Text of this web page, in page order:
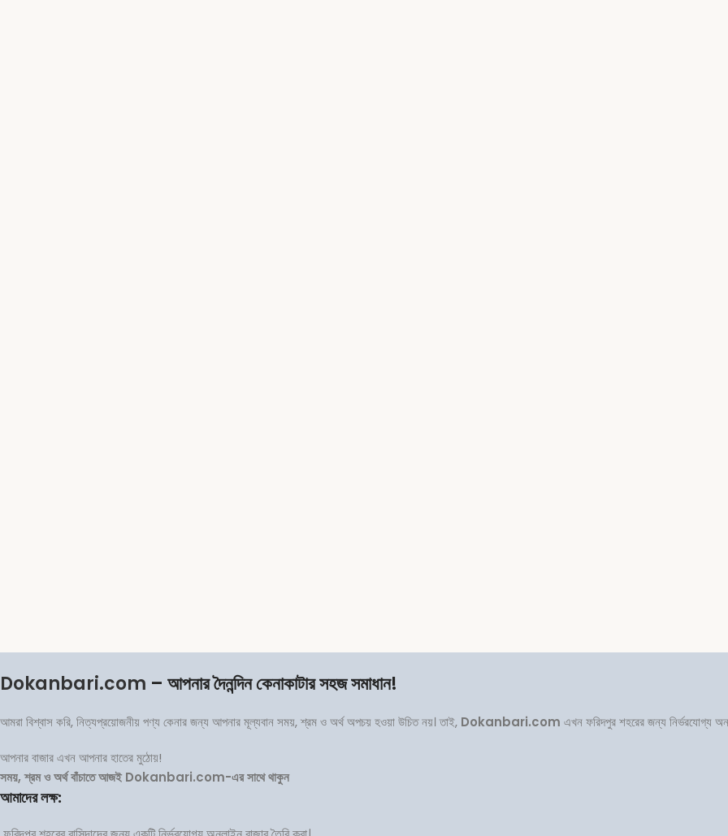
Dokanbari.com – আপনার দৈনন্দিন কেনাকাটার সহজ সমাধান!
আমরা বিশ্বাস করি, নিত্যপ্রয়োজনীয় পণ্য কেনার জন্য আপনার মূল্যবান সময়, শ্রম ও অর্থ অপচয় হওয়া উচিত নয়। তাই, Dokanbari.com এখন ফরিদপুর শহরের জন্য নির্ভরযোগ্য
আপনার বাজার এখন আপনার হাতের মুঠোয়!
সময়, শ্রম ও অর্থ বাঁচাতে আজই Dokanbari.com-এর সাথে থাকুন
আমাদের লক্ষ: